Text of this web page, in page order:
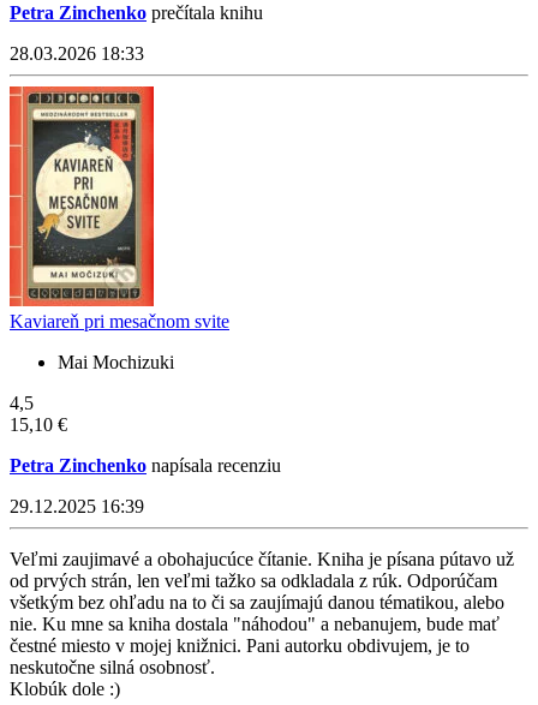
Petra Zinchenko prečítala knihu
28.03.2026 18:33
Kaviareň pri mesačnom svite
Mai Mochizuki
4,5
15,10 €
Petra Zinchenko napísala recenziu
29.12.2025 16:39
Veľmi zaujimavé a obohajucúce čítanie. Kniha je písana pútavo už
od prvých strán, len veľmi tažko sa odkladala z rúk. Odporúčam
všetkým bez ohľadu na to či sa zaujímajú danou tématikou, alebo
nie. Ku mne sa kniha dostala "náhodou" a nebanujem, bude mať
čestné miesto v mojej knižnici. Pani autorku obdivujem, je to
neskutočne silná osobnosť.
Klobúk dole :)